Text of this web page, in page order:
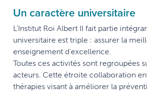
Un caractère universitaire
L’Institut Roi Albert II fait partie
universitaire est triple : assurer la
enseignement d’excellence.
Toutes ces activités sont regroupées
acteurs. Cette étroite collaboration
thérapies visant à améliorer la